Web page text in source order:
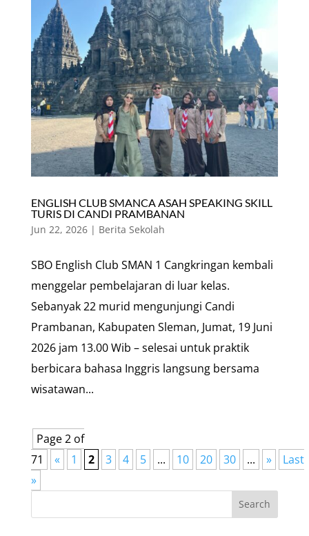
ENGLISH CLUB SMANCA ASAH SPEAKING SKILL
TURIS DI CANDI PRAMBANAN
Jun 22, 2026| Berita Sekolah
SBO English Club SMAN 1 Cangkringan kembali
menggelar pembelajaran di luar kelas.
Sebanyak 22 murid mengunjungi Candi
Prambanan, Kabupaten Sleman, Jumat, 19 Juni
2026 jam 13.00 Wib – selesai untuk praktik
berbicara bahasa Inggris langsung bersama
wisatawan...
Page 2 of
71
« 1 2 3 4 5 ... 10 20 30 ... »
Last
»